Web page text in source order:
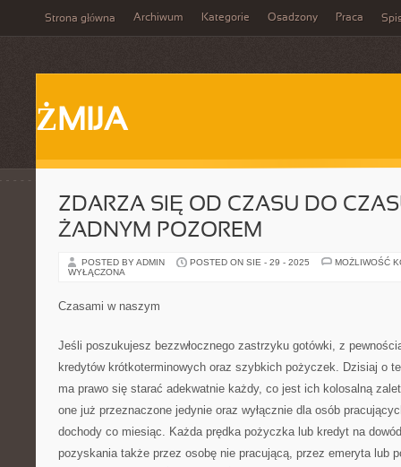
Strona główna Archiwum Kategorie Osadzony Praca
ŻMIJA
ZDARZA SIĘ OD CZASU DO
ŻADNYM POZOREM
POSTED BY ADMIN POSTED ON SIE - 29 - 2025
MOŻLIWOŚĆ
WYŁĄCZONA
Czasami w naszym
Jeśli poszukujesz bezzwłocznego zastrzyku gotówki, z
kredytów krótkoterminowych oraz szybkich pożyczek. Dzisiaj o
ma prawo się starać adekwatnie każdy, co jest ich kolosalną
one już przeznaczone jedynie oraz wyłącznie dla osób
dochody co miesiąc. Każda prędka pożyczka lub kredyt na
pozyskania także przez osobę nie pracującą, przez emeryta lub